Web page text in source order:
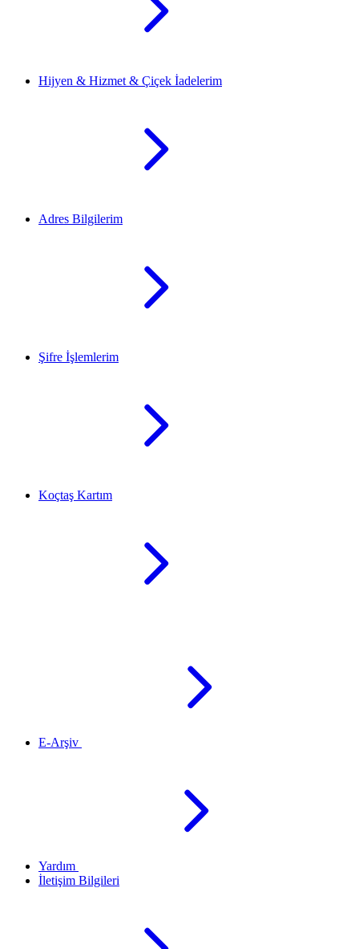
Hijyen & Hizmet & Çiçek İadelerim
Adres Bilgilerim
Şifre İşlemlerim
Koçtaş Kartım
E-Arşiv
Yardım
İletişim Bilgileri